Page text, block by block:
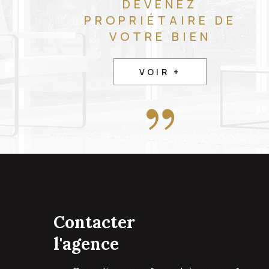
DEVENEZ
PROPRIÉTAIRE DE
VOTRE BIEN
VOIR +
contacter
l'agence